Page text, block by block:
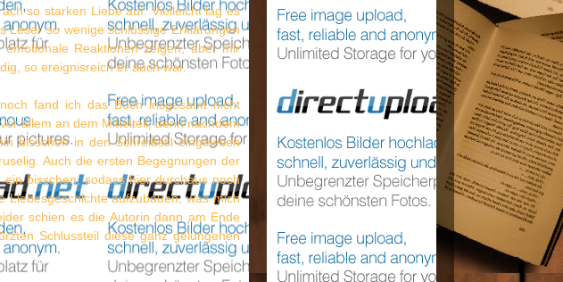
so starken Liebe auf. Vielleicht lag es
Leser so wenige schlüssige Erklärungen
Reaktionen zeigen, aber mir
so ereignisreich er auch war.
fand ich das Buch insgesamt nicht
allem an dem Mittelteil, denn nachdem
bisschen in den Schreibstil eingelesen
Auch die ersten Begegnungen der
bisschen, sodass hier durchaus noch
aufzubauen, was mich
schien es die Autorin dann am Ende
Schlussteil diese ganz gelungenen